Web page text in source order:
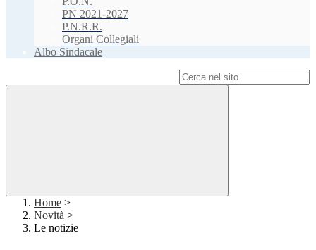
PN 2021-2027
P.N.R.R.
Organi Collegiali
Albo Sindacale
Home >
Novità >
Le notizie